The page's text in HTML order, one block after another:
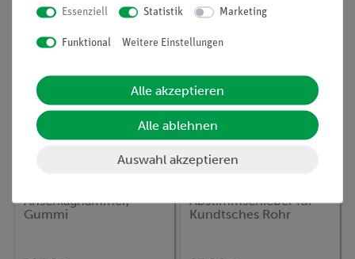
Anschlaghammer,
Gummi
Abstimmschieber für
Kundtsches Rohr
Essenziell Statistik Marketing
Funktional Weitere Einstellungen
Alle akzeptieren
Alle ablehnen
Auswahl akzeptieren